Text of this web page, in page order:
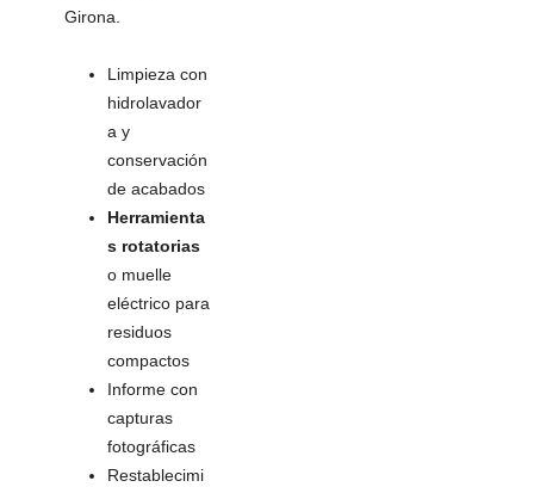
Girona.
Limpieza con
hidrolavador
a y
conservación
de acabados
Herramienta
s rotatorias
o muelle
eléctrico para
residuos
compactos
Informe con
capturas
fotográficas
Restablecimi